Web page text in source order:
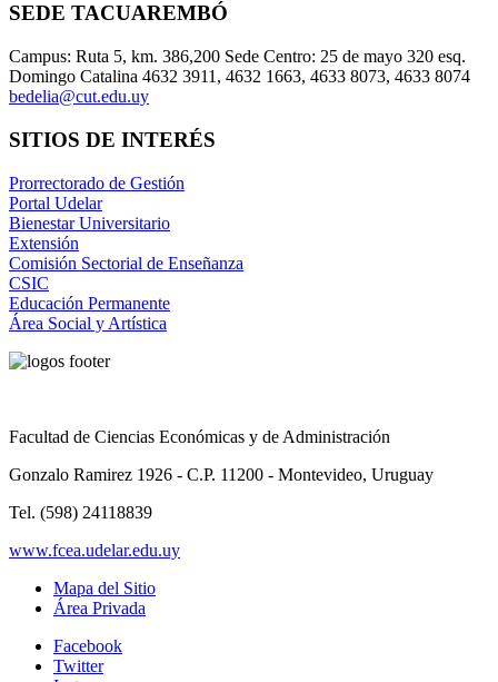
SEDE TACUAREMBÓ
Campus: Ruta 5, km. 386,200 Sede Centro: 25 de mayo 320 esq.
Domingo Catalina 4632 3911, 4632 1663, 4633 8073, 4633 8074
bedelia@cut.edu.uy
SITIOS DE INTERÉS
Prorrectorado de Gestión
Portal Udelar
Bienestar Universitario
Extensión
Comisión Sectorial de Enseñanza
CSIC
Educación Permanente
Área Social y Artística
Facultad de Ciencias Económicas y de Administración
Gonzalo Ramirez 1926 - C.P. 11200 - Montevideo, Uruguay
Tel. (598) 24118839
www.fcea.udelar.edu.uy
Mapa del Sitio
Área Privada
Facebook
Twitter